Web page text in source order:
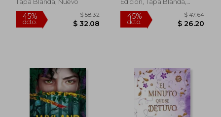
Tapa Blanda, Nuevo
Edición, Tapa Blanda,
Nuevo